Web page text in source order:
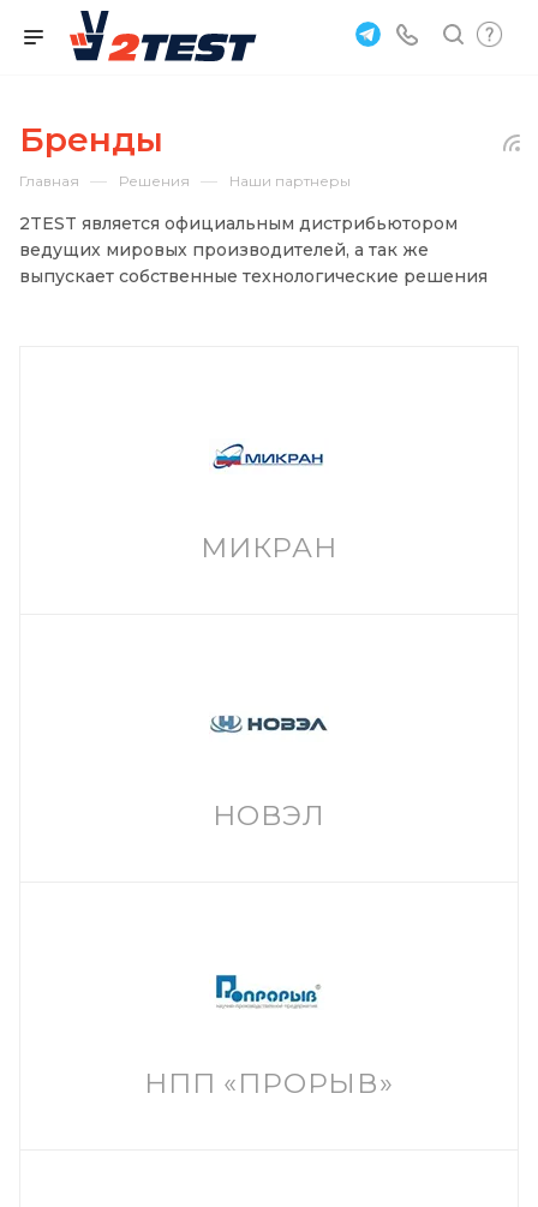
Бренды
Главная — Решения — Наши партнеры
2TEST является официальным дистрибьютором
ведущих мировых производителей, а так же
выпускает собственные технологические решения
МИКРАН
НОВЭЛ
НПП «ПРОРЫВ»